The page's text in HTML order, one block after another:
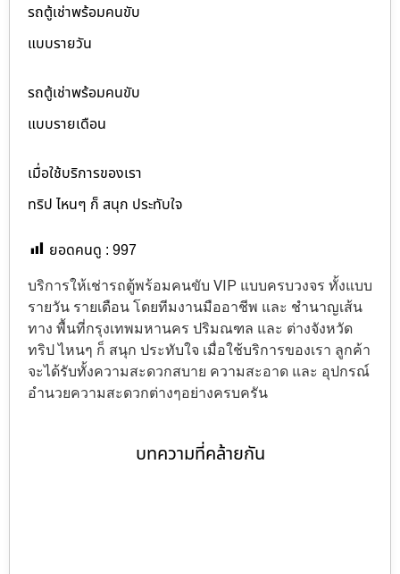
รถตู้เช่าพร้อมคนขับ
แบบรายวัน
รถตู้เช่าพร้อมคนขับ
แบบรายเดือน
เมื่อใช้บริการของเรา
ทริป ไหนๆ ก็ สนุก ประทับใจ
ยอดคนดู : 997
บริการให้เช่ารถตู้พร้อมคนขับ VIP แบบครบวงจร ทั้งแบบ
รายวัน รายเดือน โดยทีมงานมืออาชีพ และ ชำนาญเส้น
ทาง พื้นที่กรุงเทพมหานคร ปริมณฑล และ ต่างจังหวัด
ทริป ไหนๆ ก็ สนุก ประทับใจ เมื่อใช้บริการของเรา ลูกค้า
จะได้รับทั้งความสะดวกสบาย ความสะอาด และ อุปกรณ์
อำนวยความสะดวกต่างๆอย่างครบครัน
บทความที่คล้ายกัน